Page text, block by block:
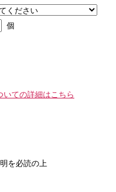
個
いての詳細はこちら
を必読の上